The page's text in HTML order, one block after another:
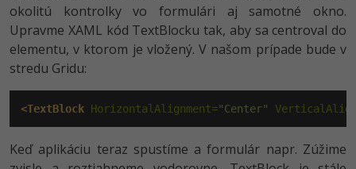
okolitú kontrolky vo formulári aj samotné okno.
Upravme XAML kód TextBlocku tak, aby sa centroval do
elementu, v ktorom je vložený. V našom prípade bude v
stredu Gridu:
<TextBlock HorizontalAlignment="Center"
Keď aplikáciu teraz spustíme a formulár napr. Zúžime